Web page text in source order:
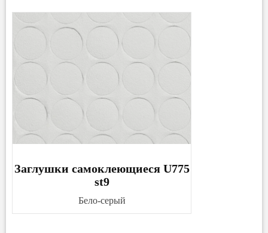
Заглушки самоклеющиеся U775
st9
Бело-серый